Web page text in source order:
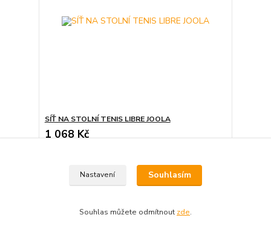
SÍŤ NA STOLNÍ TENIS LIBRE JOOLA
1 068 Kč
Přidat do košíku
Nastavení Souhlasím
Souhlas můžete odmítnout zde.